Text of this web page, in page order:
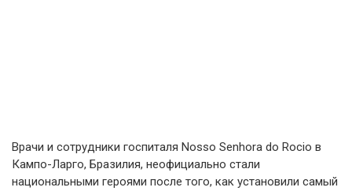
Врачи и сотрудники госпиталя Nosso Senhora do Rocio в
Кампо-Ларго, Бразилия, неофициально стали
национальными героями после того, как установили самый